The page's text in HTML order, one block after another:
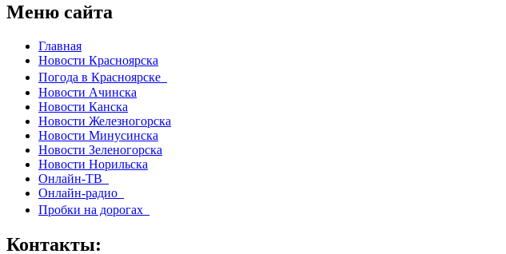
Меню сайта
Главная
Новости Красноярска
Погода в Красноярске
Новости Ачинска
Новости Канска
Новости Железногорска
Новости Минусинска
Новости Зеленогорска
Новости Норильска
Онлайн-ТВ
Онлайн-радио
Пробки на дорогах
Контакты: